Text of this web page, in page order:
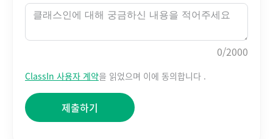
0/2000
ClassIn 사용자 계약을 읽었으며 이에 동의합니다 .
제출하기